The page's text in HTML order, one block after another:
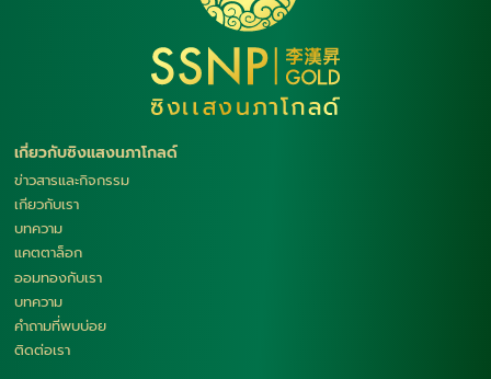
เกี่ยวกับซิงแสงนภาโกลด์
ข่าวสารและกิจกรรม
เกียวกับเรา
บทความ
แคตตาล็อก
ออมทองกับเรา
บทความ
คำถามที่พบบ่อย
ติดต่อเรา